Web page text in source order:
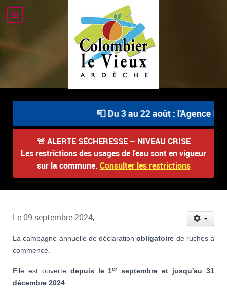
📮 Du 3 au 22 août : l'Agence
🚨 ALERTE SÉCHERESSE – NIVEAU CRISE
Les restrictions des usages de l'eau sont en vigueur
sur la commune. Consulter les restrictions
Le 09 septembre 2024,
La campagne annuelle de déclarationobligatoire de ruches a
commencé.
Elle est ouverte depuis le 1er
septembre et jusqu'au 31
décembre 2024